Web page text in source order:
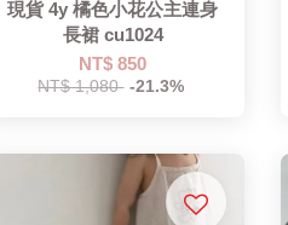
現貨 4y 橘色小花公主連身
長裙 cu1024
NT$ 850
NT$ 1,080 -21.3%